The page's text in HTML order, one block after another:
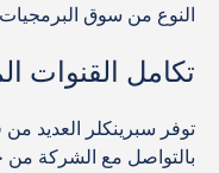
النوع من سوق
تكامل القنوات
توفر سبرينكلر العديد
بالتواصل مع الشركة من